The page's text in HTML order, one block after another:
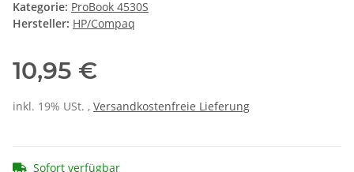
Kategorie: ProBook 4530S
Hersteller: HP/Compaq
10,95 €
inkl. 19% USt. , Versandkostenfreie Lieferung
Sofort verfügbar